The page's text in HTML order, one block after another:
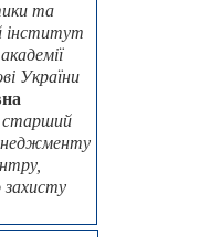
та
інститут
України
старший
захисту